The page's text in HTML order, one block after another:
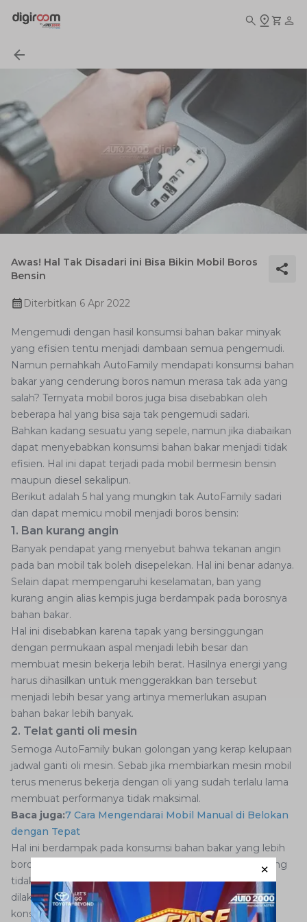
Awas! Hal Tak Disadari ini Bisa Bikin Mobil Boros
Bensin
Diterbitkan 6 Apr 2022
Mengemudi dengan hasil konsumsi bahan bakar minyak
yang efisien tentu menjadi dambaan semua pengemudi.
Namun pernahkah AutoFamily mendapati konsumsi bahan
bakar yang cenderung boros namun merasa tak ada yang
salah? Ternyata mobil boros juga bisa disebabkan oleh
beberapa hal yang bisa saja tak pengemudi sadari.
Bahkan kadang sesuatu yang sepele, namun jika diabaikan
dapat menyebabkan konsumsi bahan bakar menjadi tidak
efisien. Hal ini dapat terjadi pada mobil bermesin bensin
maupun diesel sekalipun.
Berikut adalah 5 hal yang mungkin tak AutoFamily sadari
dan dapat memicu mobil menjadi boros bensin:
1. Ban kurang angin
Banyak pendapat yang menyebut bahwa tekanan angin
pada ban mobil tak boleh disepelekan. Hal ini benar adanya.
Selain dapat mempengaruhi keselamatan, ban yang
kurang angin alias kempis juga berdampak pada borosnya
bahan bakar.
Hal ini disebabkan karena tapak yang bersinggungan
dengan permukaan aspal menjadi lebih besar dan
membuat mesin bekerja lebih berat. Hasilnya energi yang
harus dihasilkan untuk menggerakkan ban tersebut
menjadi lebih besar yang artinya memerlukan asupan
bahan bakar lebih banyak.
2. Telat ganti oli mesin
Semoga AutoFamily bukan golongan yang kerap kelupaan
jadwal ganti oli mesin. Sebab jika membiarkan mesin mobil
terus menerus bekerja dengan oli yang sudah terlalu lama
membuat performanya tidak maksimal.
Baca juga:7 Cara Mengendarai Mobil Manual di Belokan
dengan Tepat
Hal ini berdampak pada konsumsi bahan bakar yang lebih
boros karena mesin menjadi kasar akibat pelumasan yang
tidak maksimal. Ganti oli dan servis berkala harus selalu
dilakukan sesuai jadwal di bengkel Auto2000 agar
konsumsi bahan bakar tak boros.